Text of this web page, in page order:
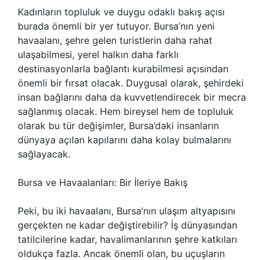
Kadınların topluluk ve duygu odaklı bakış açısı
burada önemli bir yer tutuyor. Bursa’nın yeni
havaalanı, şehre gelen turistlerin daha rahat
ulaşabilmesi, yerel halkın daha farklı
destinasyonlarla bağlantı kurabilmesi açısından
önemli bir fırsat olacak. Duygusal olarak, şehirdeki
insan bağlarını daha da kuvvetlendirecek bir mecra
sağlanmış olacak. Hem bireysel hem de topluluk
olarak bu tür değişimler, Bursa’daki insanların
dünyaya açılan kapılarını daha kolay bulmalarını
sağlayacak.
Bursa ve Havaalanları: Bir İleriye Bakış
Peki, bu iki havaalanı, Bursa’nın ulaşım altyapısını
gerçekten ne kadar değiştirebilir? İş dünyasından
tatilcilerine kadar, havalimanlarının şehre katkıları
oldukça fazla. Ancak önemli olan, bu uçuşların